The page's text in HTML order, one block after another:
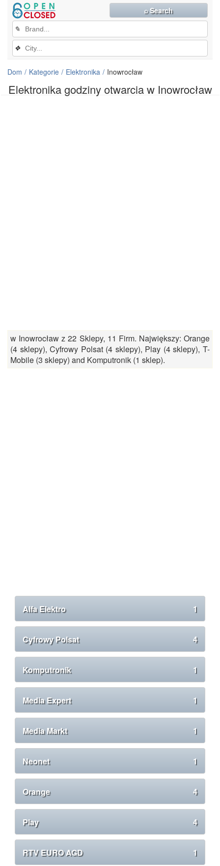
Elektronika godziny otwarcia w Inowrocław
✎
❖
⌕ Search
Dom Kategorie Elektronika Inowrocław
w Inowrocław z 22 Sklepy, 11 Firm. Największy: Orange
(4 sklepy), Cyfrowy Polsat (4 sklepy), Play (4 sklepy), T-
Mobile (3 sklepy) and Komputronik (1 sklep).
Alfa Elektro 1
Cyfrowy Polsat 4
Komputronik 1
Media Expert 1
Media Markt 1
Neonet 1
Orange 4
Play 4
RTV EURO AGD 1